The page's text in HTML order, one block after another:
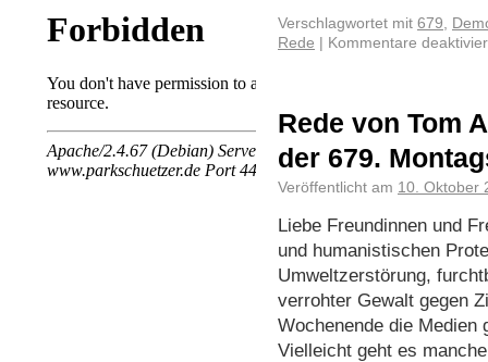
Verschlagwortet mit 679,
Rede
Kommentare
Rede von Tom
der 679.
Veröffentlicht am 10. Oktober
Liebe Freundinnen und
und humanistischen
Umweltzerstörung,
verrohter Gewalt gegen
Wochenende die
Vielleicht geht es